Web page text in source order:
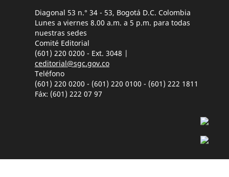
Diagonal 53 n.° 34 - 53, Bogotá D.C. Colombia
Lunes a viernes 8.00 a.m. a 5 p.m. para todas
nuestras sedes
Comité Editorial
(601) 220 0200 - Ext. 3048 |
ceditorial@sgc.gov.co
Teléfono
(601) 220 0200 - (601) 220 0100 - (601) 222 1811
Fáx: (601) 222 07 97